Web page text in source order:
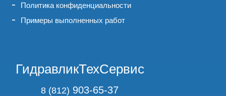
Политика конфиденциальности
Примеры выполненных работ
ГидравликТехСервис
8 (812) 903-65-37